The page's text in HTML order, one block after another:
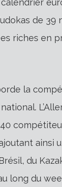
de 39
riches en
la
ainsi
du
long du